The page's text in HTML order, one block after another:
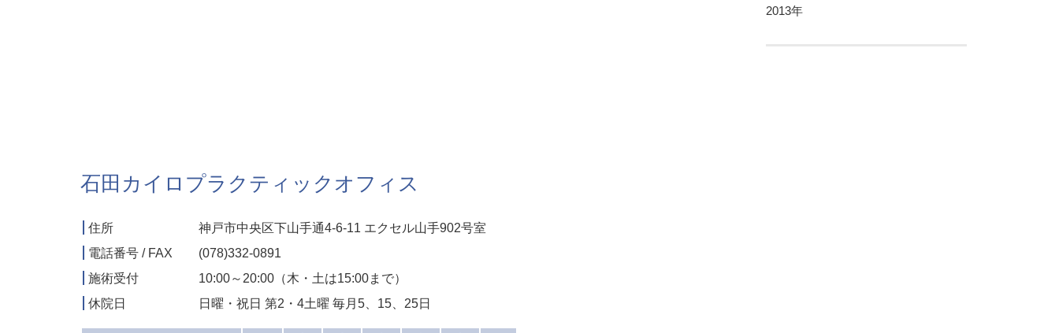
2013年
石田カイロプラクティックオフィス
住所
神戸市中央区下山手通4-6-11 エクセル山手902号室
電話番号 / FAX
(078)332-0891
施術受付
10:00～20:00（木・土は15:00まで）
休院日
日曜・祝日 第2・4土曜 毎月5、15、25日